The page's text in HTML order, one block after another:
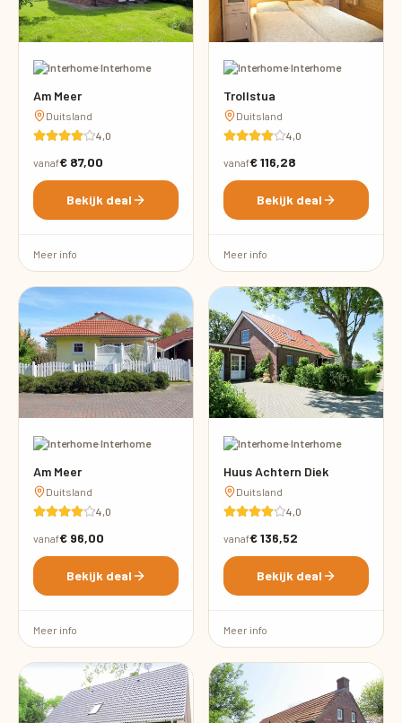
·Interhome
Am Meer
Duitsland
4,0
vanaf€ 87,00
Bekijk deal
Meer info
·Interhome
Trollstua
Duitsland
4,0
vanaf€ 116,28
Bekijk deal
Meer info
·Interhome
Am Meer
Duitsland
4,0
vanaf€ 96,00
Bekijk deal
Meer info
·Interhome
Huus Achtern Diek
Duitsland
4,0
vanaf€ 136,52
Bekijk deal
Meer info